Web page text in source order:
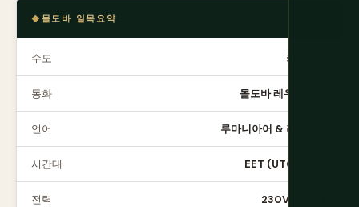
몰도바 일목요약
수도 키시나우
통화 몰도바 레우 (MDL)
언어 루마니아어 & 러시아어
시간대 EET (UTC+2/+3)
전력 230V, Type F